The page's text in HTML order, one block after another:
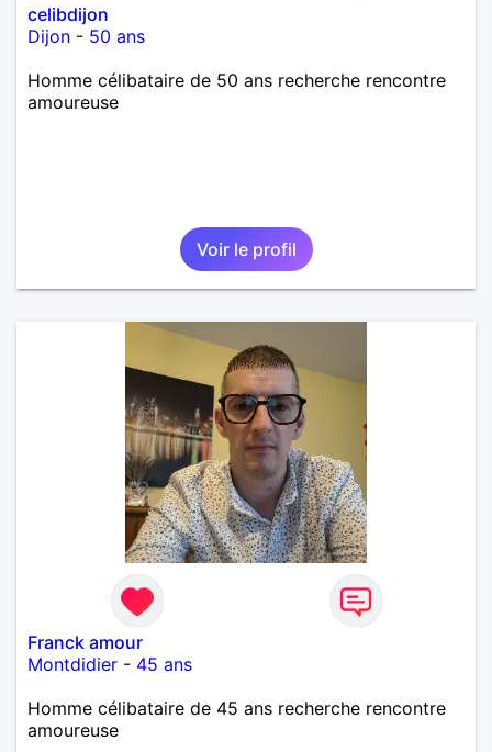
celibdijon
Dijon - 50 ans
Homme célibataire de 50 ans recherche rencontre
amoureuse
Voir le profil
Franck amour
Montdidier - 45 ans
Homme célibataire de 45 ans recherche rencontre
amoureuse